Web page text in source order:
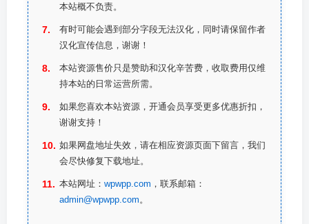
本站概不负责。
有时可能会遇到部分字段无法汉化，同时请保留作者
汉化宣传信息，谢谢！
本站资源售价只是赞助和汉化辛苦费，收取费用仅维
持本站的日常运营所需。
如果您喜欢本站资源，开通会员享受更多优惠折扣，
谢谢支持！
如果网盘地址失效，请在相应资源页面下留言，我们
会尽快修复下载地址。
本站网址： wpwpp.com ，联系邮箱：
admin@wpwpp.com 。